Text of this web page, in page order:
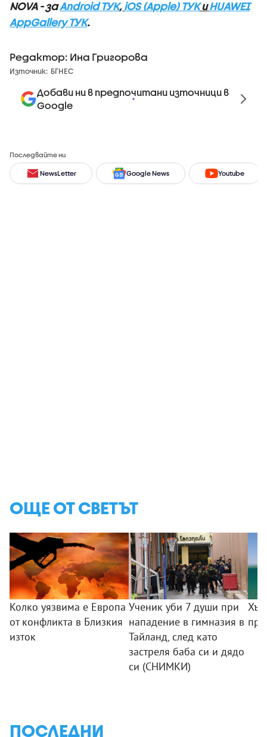
NOVA - заAndroid ТУК, iOS (Apple) ТУКиHUAWEI
AppGallery ТУК.
Редактор: Ина Григорова
Източник: БГНЕС
Добави ни в предпочитани източници в
Google
Последвайте ни
NewsLetter Google News Youtube
ОЩЕ ОТ СВЕТЪТ
Колко уязвима е Европа
от конфликта в Близкия
изток
Ученик уби 7 души при
нападение в гимназия в
Тайланд, след като
застреля баба си и дядо
си (СНИМКИ)
ПОСЛЕДНИ